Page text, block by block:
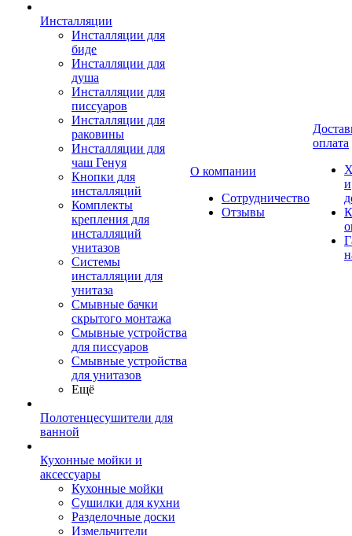
Инсталляции
Инсталляции для
биде
Инсталляции для
душа
Инсталляции для
писсуаров
Инсталляции для
раковины
Инсталляции для
чаш Генуя
Кнопки для
инсталляций
Комплекты
крепления для
инсталляций
унитазов
Системы
инсталляции для
унитаза
Смывные бачки
скрытого монтажа
Смывные устройства
для писсуаров
Смывные устройства
для унитазов
Ещё
Полотенцесушители для
ванной
Кухонные мойки и
аксессуары
Кухонные мойки
Сушилки для кухни
Разделочные доски
Измельчители
О компании
Сотрудничество
Отзывы
оплата
и